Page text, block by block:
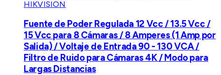
HIKVISION
Fuente de Poder Regulada 12 Vcc / 13.5 Vcc /
15 Vcc para 8 Cámaras / 8 Amperes (1 Amp por
Salida) / Voltaje de Entrada 90 - 130 VCA /
Filtro de Ruido para Cámaras 4K / Modo para
Largas Distancias